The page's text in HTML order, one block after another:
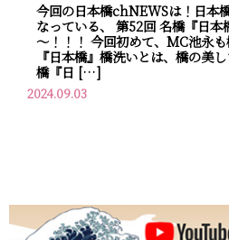
今回の日本橋chNEWSは！日本
なっている、 第52回 名橋『日本
～！！！ 今回初めて、MC池永
『日本橋』橋洗いとは、橋の美
橋『日 […]
2024.09.03